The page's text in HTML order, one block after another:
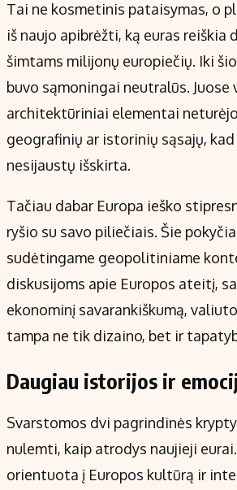
Tai ne kosmetinis pataisymas, o
iš naujo apibrėžti, ką euras reiškia
šimtams milijonų europiečių. Iki
buvo sąmoningai neutralūs.
architektūriniai elementai
geografinių ar istorinių sąsajų,
nesijaustų išskirta.
Tačiau dabar Europa ieško
ryšio su savo piliečiais. Šie
sudėtingame geopolitiniame
diskusijoms apie Europos ateitį,
ekonominį savarankiškumą,
tampa ne tik dizaino, bet ir
Daugiau istorijos ir
Svarstomos dvi pagrindinės
nulemti, kaip atrodys naujieji
orientuota į Europos kultūrą ir